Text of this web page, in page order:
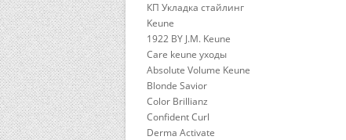
КП Укладка стайлинг
Keune
1922 BY J.M. Keune
Care keune уходы
Absolute Volume Keune
Blonde Savior
Color Brillianz
Confident Curl
Derma Activate